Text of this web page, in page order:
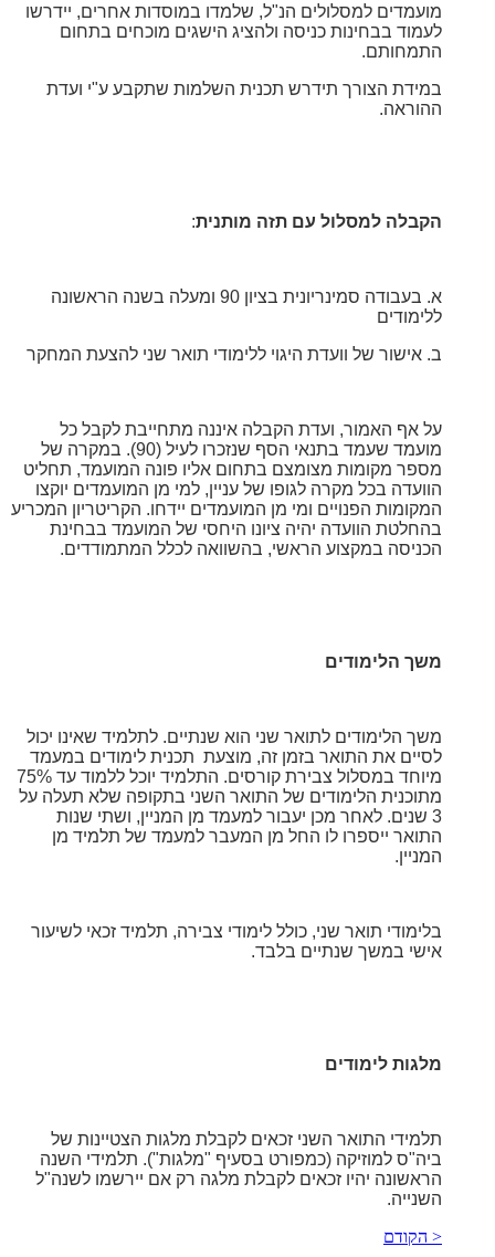
מועמדים למסלולים הנ"ל, שלמדו במוסדות אחרים, יידרשו
לעמוד בבחינות כניסה ולהציג הישגים מוכחים בתחום
התמחותם.
במידת הצורך תידרש תכנית השלמות שתקבע ע"י ועדת
ההוראה.
הקבלה למסלול עם תזה מותנית:
א. בעבודה סמינריונית בציון 90 ומעלה בשנה הראשונה
ללימודים
ב. אישור של וועדת היגוי ללימודי תואר שני להצעת המחקר
על אף האמור, ועדת הקבלה איננה מתחייבת לקבל כל
מועמד שעמד בתנאי הסף שנזכרו לעיל (90). במקרה של
מספר מקומות מצומצם בתחום אליו פונה המועמד, תחליט
הוועדה בכל מקרה לגופו של עניין, למי מן המועמדים יוקצו
המקומות הפנויים ומי מן המועמדים יידחו. הקריטריון המכריע
בהחלטת הוועדה יהיה ציונו היחסי של המועמד בבחינת
הכניסה במקצוע הראשי, בהשוואה לכלל המתמודדים.
משך הלימודים
משך הלימודים לתואר שני הוא שנתיים. לתלמיד שאינו יכול
לסיים את התואר בזמן זה, מוצעת תכנית לימודים במעמד
מיוחד במסלול צבירת קורסים. התלמיד יוכל ללמוד עד 75%
מתוכנית הלימודים של התואר השני בתקופה שלא תעלה על
3 שנים. לאחר מכן יעבור למעמד מן המניין, ושתי שנות
התואר ייספרו לו החל מן המעבר למעמד של תלמיד מן
המניין.
בלימודי תואר שני, כולל לימודי צבירה, תלמיד זכאי לשיעור
אישי במשך שנתיים בלבד.
מלגות לימודים
תלמידי התואר השני זכאים לקבלת מלגות הצטיינות של
ביה"ס למוזיקה (כמפורט בסעיף "מלגות"). תלמידי השנה
הראשונה יהיו זכאים לקבלת מלגה רק אם יירשמו לשנה"ל
השנייה.
< הקודם